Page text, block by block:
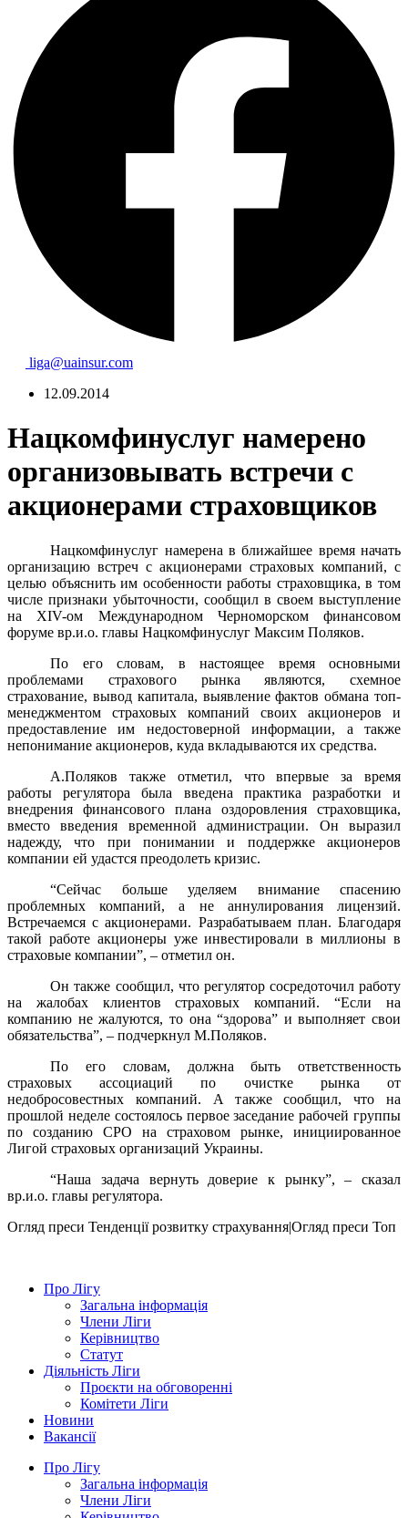
liga@uainsur.com
12.09.2014
Нацкомфинуслуг намерено
организовывать встречи с
акционерами страховщиков
Нацкомфинуслуг намерена в ближайшее время начать
организацию встреч с акционерами страховых компаний, с
целью объяснить им особенности работы страховщика, в том
числе признаки убыточности, сообщил в своем выступление
на XIV-ом Международном Черноморском финансовом
форуме вр.и.о. главы Нацкомфинуслуг Максим Поляков.
По его словам, в настоящее время основными
проблемами страхового рынка являются, схемное
страхование, вывод капитала, выявление фактов обмана топ-
менеджментом страховых компаний своих акционеров и
предоставление им недостоверной информации, а также
непонимание акционеров, куда вкладываются их средства.
А.Поляков также отметил, что впервые за время
работы регулятора была введена практика разработки и
внедрения финансового плана оздоровления страховщика,
вместо введения временной администрации. Он выразил
надежду, что при понимании и поддержке акционеров
компании ей удастся преодолеть кризис.
“Сейчас больше уделяем внимание спасению
проблемных компаний, а не аннулирования лицензий.
Встречаемся с акционерами. Разрабатываем план. Благодаря
такой работе акционеры уже инвестировали в миллионы в
страховые компании”, – отметил он.
Он также сообщил, что регулятор сосредоточил работу
на жалобах клиентов страховых компаний. “Если на
компанию не жалуются, то она “здорова” и выполняет свои
обязательства”, – подчеркнул М.Поляков.
По его словам, должна быть ответственность
страховых ассоциаций по очистке рынка от
недобросовестных компаний. А также сообщил, что на
прошлой неделе состоялось первое заседание рабочей группы
по созданию СРО на страховом рынке, инициированное
Лигой страховых организаций Украины.
“Наша задача вернуть доверие к рынку”, – сказал
вр.и.о. главы регулятора.
Огляд преси Тенденції розвитку страхування|Огляд преси Топ
Про Лігу
Загальна інформація
Члени Ліги
Керівництво
Статут
Діяльність Ліги
Проєкти на обговоренні
Комітети Ліги
Новини
Вакансії
Про Лігу
Загальна інформація
Члени Ліги